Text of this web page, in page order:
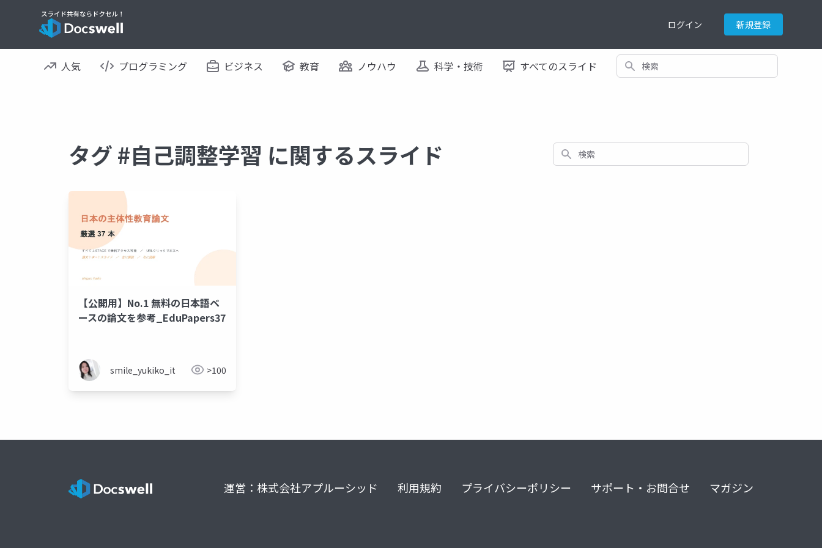
ログイン 新規登録
人気 プログラミング ビジネス 教育 ノウハウ 科学・技術 すべてのスライド 検索
タグ #自己調整学習 に関するスライド 検索
【公開用】No.1 無料の日本語ベ
ースの論文を参考_EduPapers37
smile_yukiko_it >100
運営：株式会社アプルーシッド 利用規約 プライバシーポリシー サポート・お問合せ マガジン